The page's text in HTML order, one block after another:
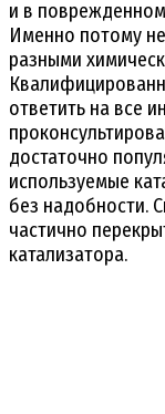
и в
Именно потому
разными
ответить на все
достаточно
используемые
без надобности.
частично
катализатора.